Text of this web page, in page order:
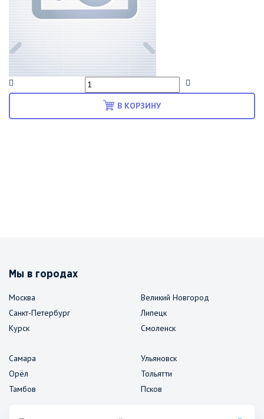
В КОРЗИНУ
Мы в городах
Москва
Санкт-Петербург
Курск
Великий Новгород
Липецк
Смоленск
Самара
Орёл
Тамбов
Ульяновск
Тольятти
Псков